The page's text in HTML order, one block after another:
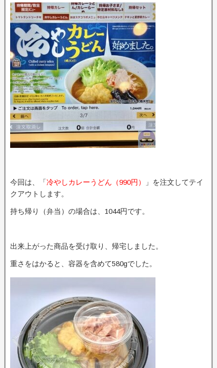
今回は、「冷やしカレーうどん（990円）
」を注文してテイ
クアウトします。
持ち帰り（弁当）の場合は、1044円です。
出来上がった商品を受け取り、帰宅しました。
重さをはかると、容器を含めて580gでした。